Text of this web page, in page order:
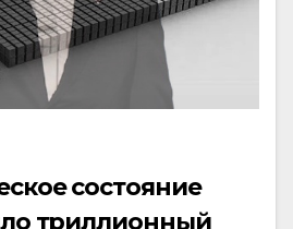
состояние
триллионный